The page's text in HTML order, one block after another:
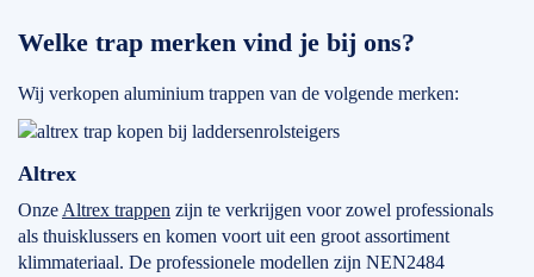
Welke trap merken vind je bij ons?
Wij verkopen aluminium trappen van de volgende merken:
Altrex
Onze Altrex trappen zijn te verkrijgen voor zowel professionals
als thuisklussers en komen voort uit een groot assortiment
klimmateriaal. De professionele modellen zijn NEN2484